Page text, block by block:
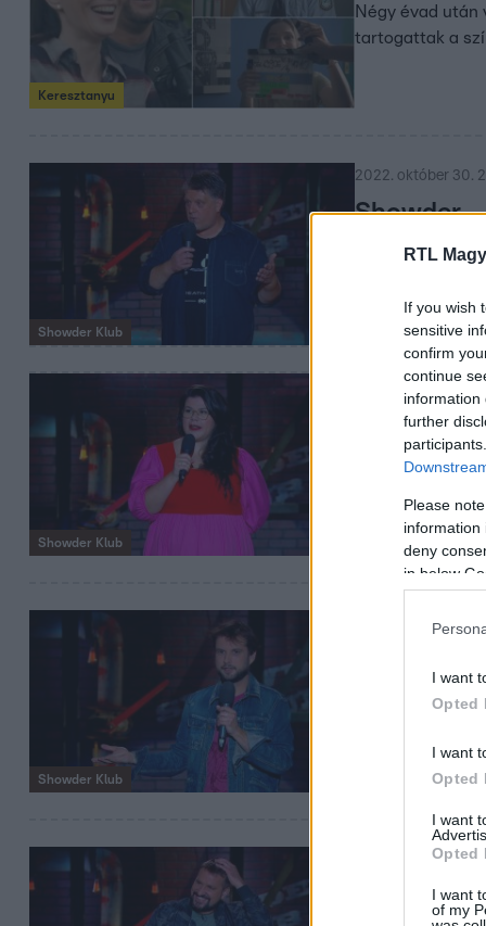
RTL
If you wish
sensitive
confirm
continue
information
further
Please
information
deny
in below
I want
Opted
I want
Opted
I want
Opted
I want
of my
Keresztanyu
Négy évad
tartogattak a
Showder Klub
2022. október 30.
Showder
Klub 29.
Showder Klub
2022. október 23.
Showder
Klub 29.
évad 3.
Showder Klub
2022. október 16.
Klub 29.
2022. október 9.
Showder